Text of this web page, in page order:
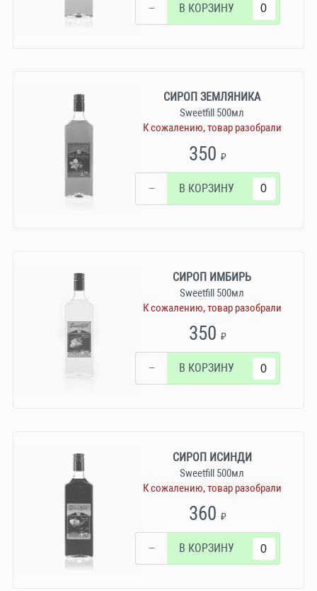
− В КОРЗИНУ
СИРОП ЗЕМЛЯНИКА
Sweetfill 500мл
К сожалению, товар разобрали
350₽
− В КОРЗИНУ
СИРОП ИМБИРЬ
Sweetfill 500мл
К сожалению, товар разобрали
350₽
− В КОРЗИНУ
СИРОП ИСИНДИ
Sweetfill 500мл
К сожалению, товар разобрали
360₽
− В КОРЗИНУ